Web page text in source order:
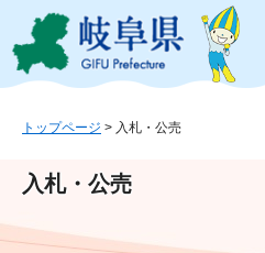
ジ
ュ
文
このページ
トップページ > 入札・公売
入札・公売